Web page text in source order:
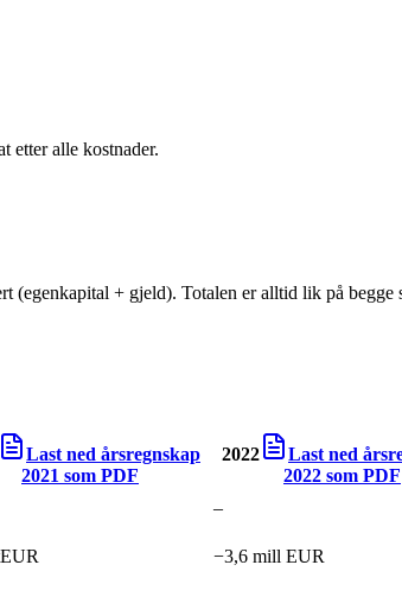
etter alle kostnader.
(egenkapital + gjeld). Totalen er alltid lik på begge
Last ned årsregnskap
2021 som PDF
2022
Last ned
2022 som PDF
–
−3,6 mill EUR